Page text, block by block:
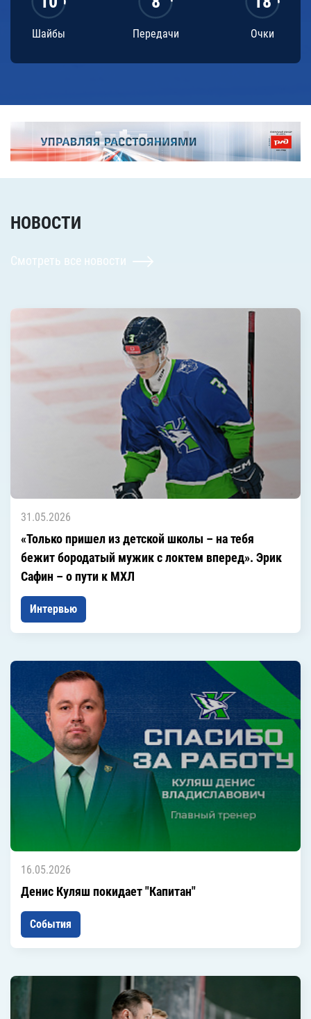
Шайбы Передачи Очки
НОВОСТИ
Смотреть все новости
31.05.2026
«Только пришел из детской школы – на тебя
бежит бородатый мужик с локтем вперед». Эрик
Сафин – о пути к МХЛ
Интервью
16.05.2026
Денис Куляш покидает "Капитан"
События